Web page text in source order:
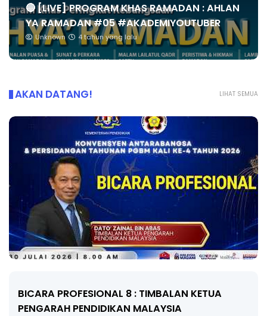
🔴 [LIVE] PROGRAM KHAS RAMADAN : AHLAN
YA RAMADAN #05 #AKADEMIYOUTUBER
Unknown 4 tahun yang lalu
LIHAT SEMUA
AKAN DATANG!
BICARA PROFESIONAL 8 : TIMBALAN KETUA
PENGARAH PENDIDIKAN MALAYSIA